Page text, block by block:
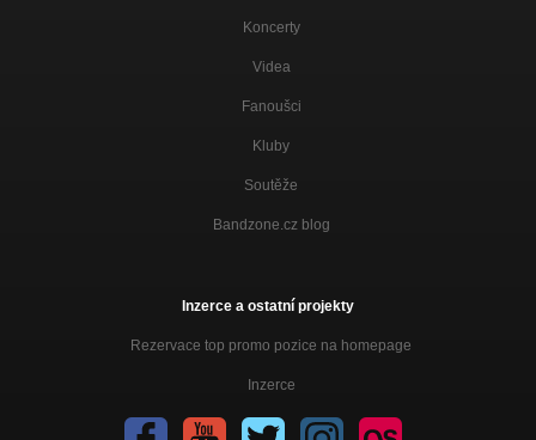
Koncerty
Videa
Fanoušci
Kluby
Soutěže
Bandzone.cz blog
Inzerce a ostatní projekty
Rezervace top promo pozice na homepage
Inzerce